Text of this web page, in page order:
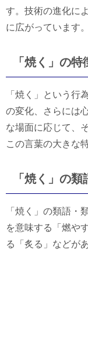
す。技術の進化に
に広がっています。
「焼く」の特
「焼く」という行
の変化、さらには
な場面に応じて、
この言葉の大きな
「焼く」の類
「焼く」の類語・
を意味する「燃や
る「炙る」などが